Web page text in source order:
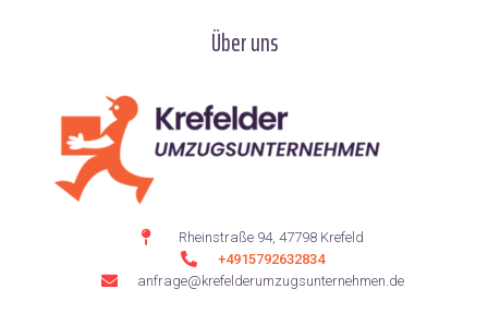
Über uns
Rheinstraße 94, 47798 Krefeld
+4915792632834
anfrage@krefelderumzugsunternehmen.de